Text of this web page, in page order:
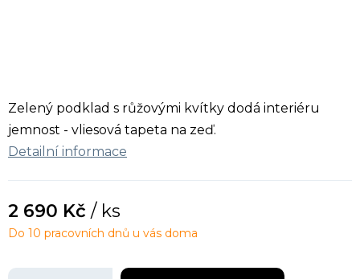
Zelený podklad s růžovými kvítky dodá interiéru
jemnost - vliesová tapeta na zeď.
Detailní informace
2 690 Kč / ks
Do 10 pracovních dnů u vás doma